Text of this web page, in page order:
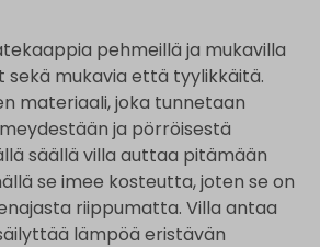
pehmeillä ja mukavilla
sekä mukavia että tyylikkäitä.
materiaali, joka tunnetaan
ja pörröisestä
säällä villa auttaa pitämään
se imee kosteutta, joten se on
riippumatta. Villa antaa
lämpöä eristävän